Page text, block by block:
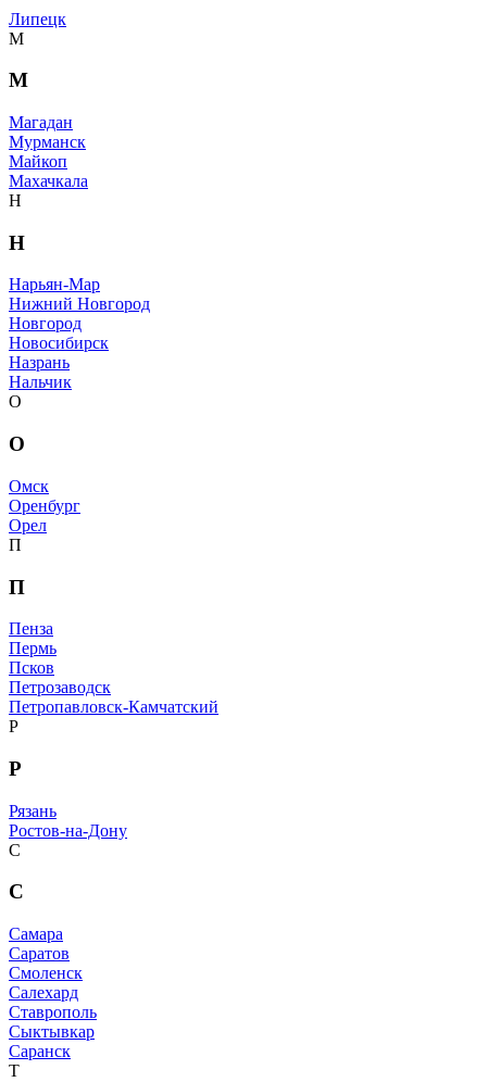
Липецк
М
М
Магадан
Мурманск
Майкоп
Махачкала
Н
Н
Нарьян-Мар
Нижний Новгород
Новгород
Новосибирск
Назрань
Нальчик
О
О
Омск
Оренбург
Орел
П
П
Пенза
Пермь
Псков
Петрозаводск
Петропавловск-Камчатский
Р
Р
Рязань
Ростов-на-Дону
С
С
Самара
Саратов
Смоленск
Салехард
Ставрополь
Сыктывкар
Саранск
Т